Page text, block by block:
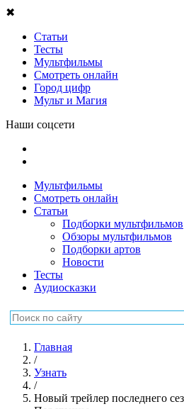
✖
Статьи
Тесты
Мультфильмы
Смотреть онлайн
Город цифр
Мульт и Магия
Наши соцсети
Мультфильмы
Смотреть онлайн
Статьи
Подборки мультфильмов
Обзоры мультфильмов
Подборки артов
Новости
Тесты
Аудиосказки
Главная
/
Узнать
/
Новый трейлер последнего